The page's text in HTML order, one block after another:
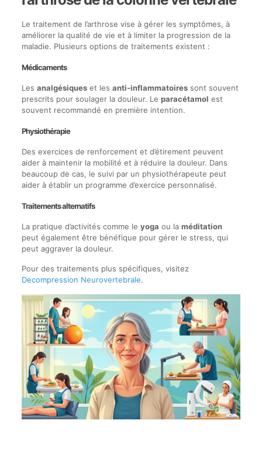
Le traitement de l’arthrose vise à gérer les symptômes, à
améliorer la qualité de vie et à limiter la progression de la
maladie. Plusieurs options de traitements existent :
Médicaments
Les analgésiqueset les anti-inflammatoiressont souvent
prescrits pour soulager la douleur. Le paracétamol est
souvent recommandé en première intention.
Physiothérapie
Des exercices de renforcement et d’étirement peuvent
aider à maintenir la mobilité et à réduire la douleur. Dans
beaucoup de cas, le suivi par un physiothérapeute peut
aider à établir un programme d’exercice personnalisé.
Traitements alternatifs
La pratique d’activités comme le yoga ou la méditation
peut également être bénéfique pour gérer le stress, qui
peut aggraver la douleur.
Pour des traitements plus spécifiques, visitez
Decompression Neurovertebrale.